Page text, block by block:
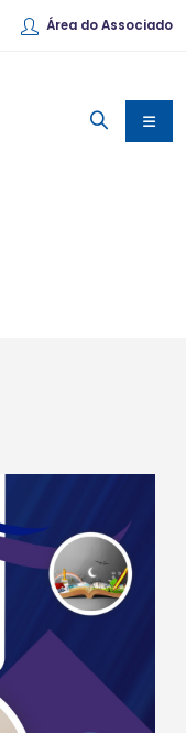
Área do Associado